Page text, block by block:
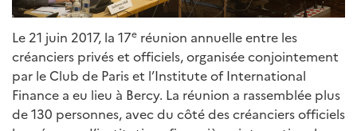
Le 21 juin 2017, la 17e réunion annuelle entre les
créanciers privés et officiels, organisée conjointement
par le Club de Paris et l’Institute of International
Finance a eu lieu à Bercy. La réunion a rassemblée plus
de 130 personnes, avec du côté des créanciers officiels